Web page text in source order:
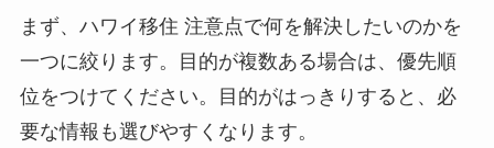
まず、ハワイ移住 注意点で何を解決したいのかを
一つに絞ります。目的が複数ある場合は、優先順
位をつけてください。目的がはっきりすると、必
要な情報も選びやすくなります。